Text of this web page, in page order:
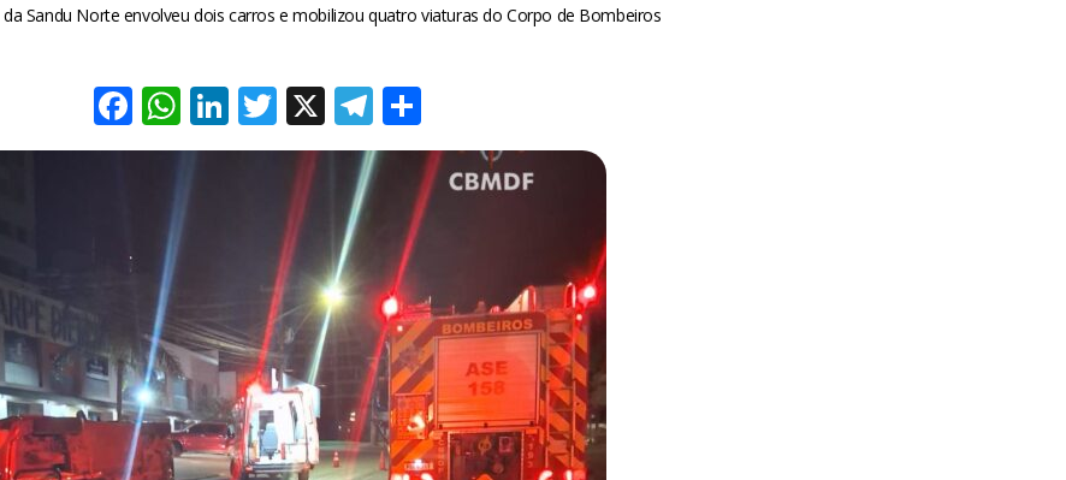
da Sandu Norte envolveu dois carros e mobilizou quatro viaturas do Corpo de Bombeiros
Facebook
WhatsApp
LinkedIn
Twitter
X Telegram